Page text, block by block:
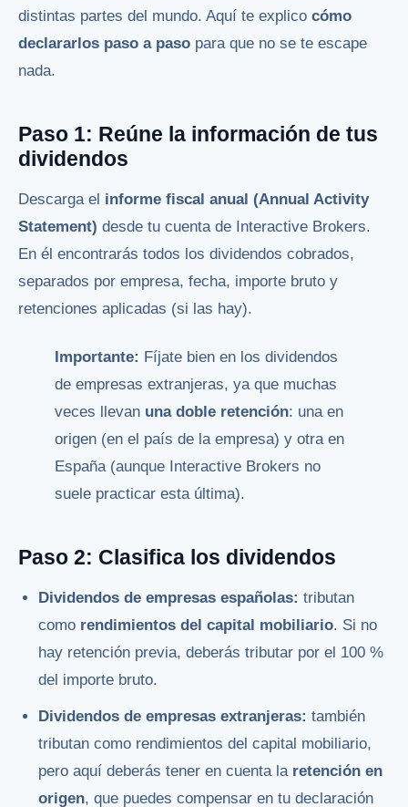
distintas partes del mundo. Aquí te explico cómo
declararlos paso a paso para que no se te escape
nada.
Paso 1: Reúne la información de tus
dividendos
Descarga el informe fiscal anual (Annual Activity
Statement) desde tu cuenta de Interactive Brokers.
En él encontrarás todos los dividendos cobrados,
separados por empresa, fecha, importe bruto y
retenciones aplicadas (si las hay).
Importante: Fíjate bien en los dividendos
de empresas extranjeras, ya que muchas
veces llevan una doble retención: una en
origen (en el país de la empresa) y otra en
España (aunque Interactive Brokers no
suele practicar esta última).
Paso 2: Clasifica los dividendos
Dividendos de empresas españolas: tributan
como rendimientos del capital mobiliario. Si no
hay retención previa, deberás tributar por el 100 %
del importe bruto.
Dividendos de empresas extranjeras: también
tributan como rendimientos del capital mobiliario,
pero aquí deberás tener en cuenta la retención en
origen, que puedes compensar en tu declaración